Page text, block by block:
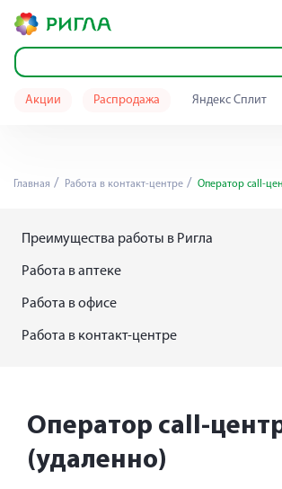
Акции Распродажа Яндекс Сплит
Главная Работа в контакт-центре Оператор call-
Преимущества работы в Ригла
Работа в аптеке
Работа в офисе
Работа в контакт-центре
Оператор call-
(удаленно)